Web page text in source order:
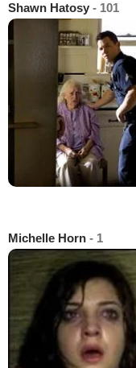
Shawn Hatosy - 101
Michelle Horn - 1